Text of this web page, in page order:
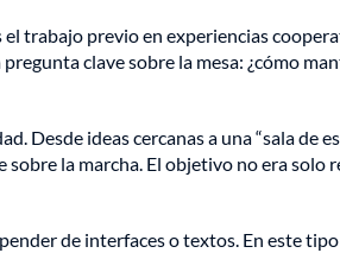
trabajo previo en experiencias
clave sobre la mesa: ¿cómo
Desde ideas cercanas a una “sala de
la marcha. El objetivo no era solo
de interfaces o textos. En este